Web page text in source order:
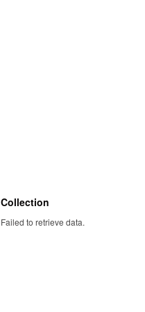
Collection
Failed to retrieve data.